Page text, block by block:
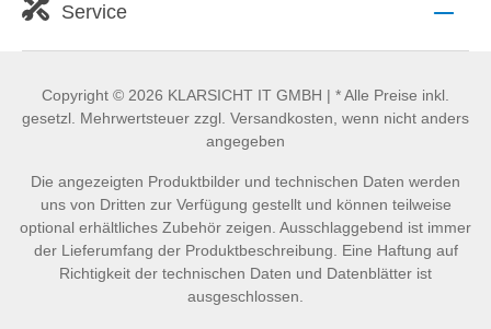
Service
Copyright © 2026 KLARSICHT IT GMBH | * Alle Preise inkl.
gesetzl. Mehrwertsteuer zzgl. Versandkosten, wenn nicht anders
angegeben
Die angezeigten Produktbilder und technischen Daten werden
uns von Dritten zur Verfügung gestellt und können teilweise
optional erhältliches Zubehör zeigen. Ausschlaggebend ist immer
der Lieferumfang der Produktbeschreibung. Eine Haftung auf
Richtigkeit der technischen Daten und Datenblätter ist
ausgeschlossen.